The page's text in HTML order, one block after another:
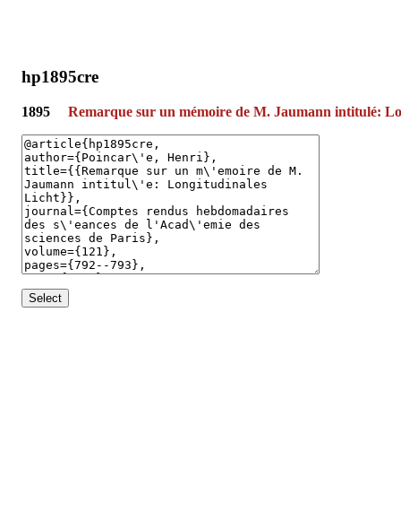
hp1895cre
1895 Remarque sur un mémoire de M. Jaumann intitulé:
Select